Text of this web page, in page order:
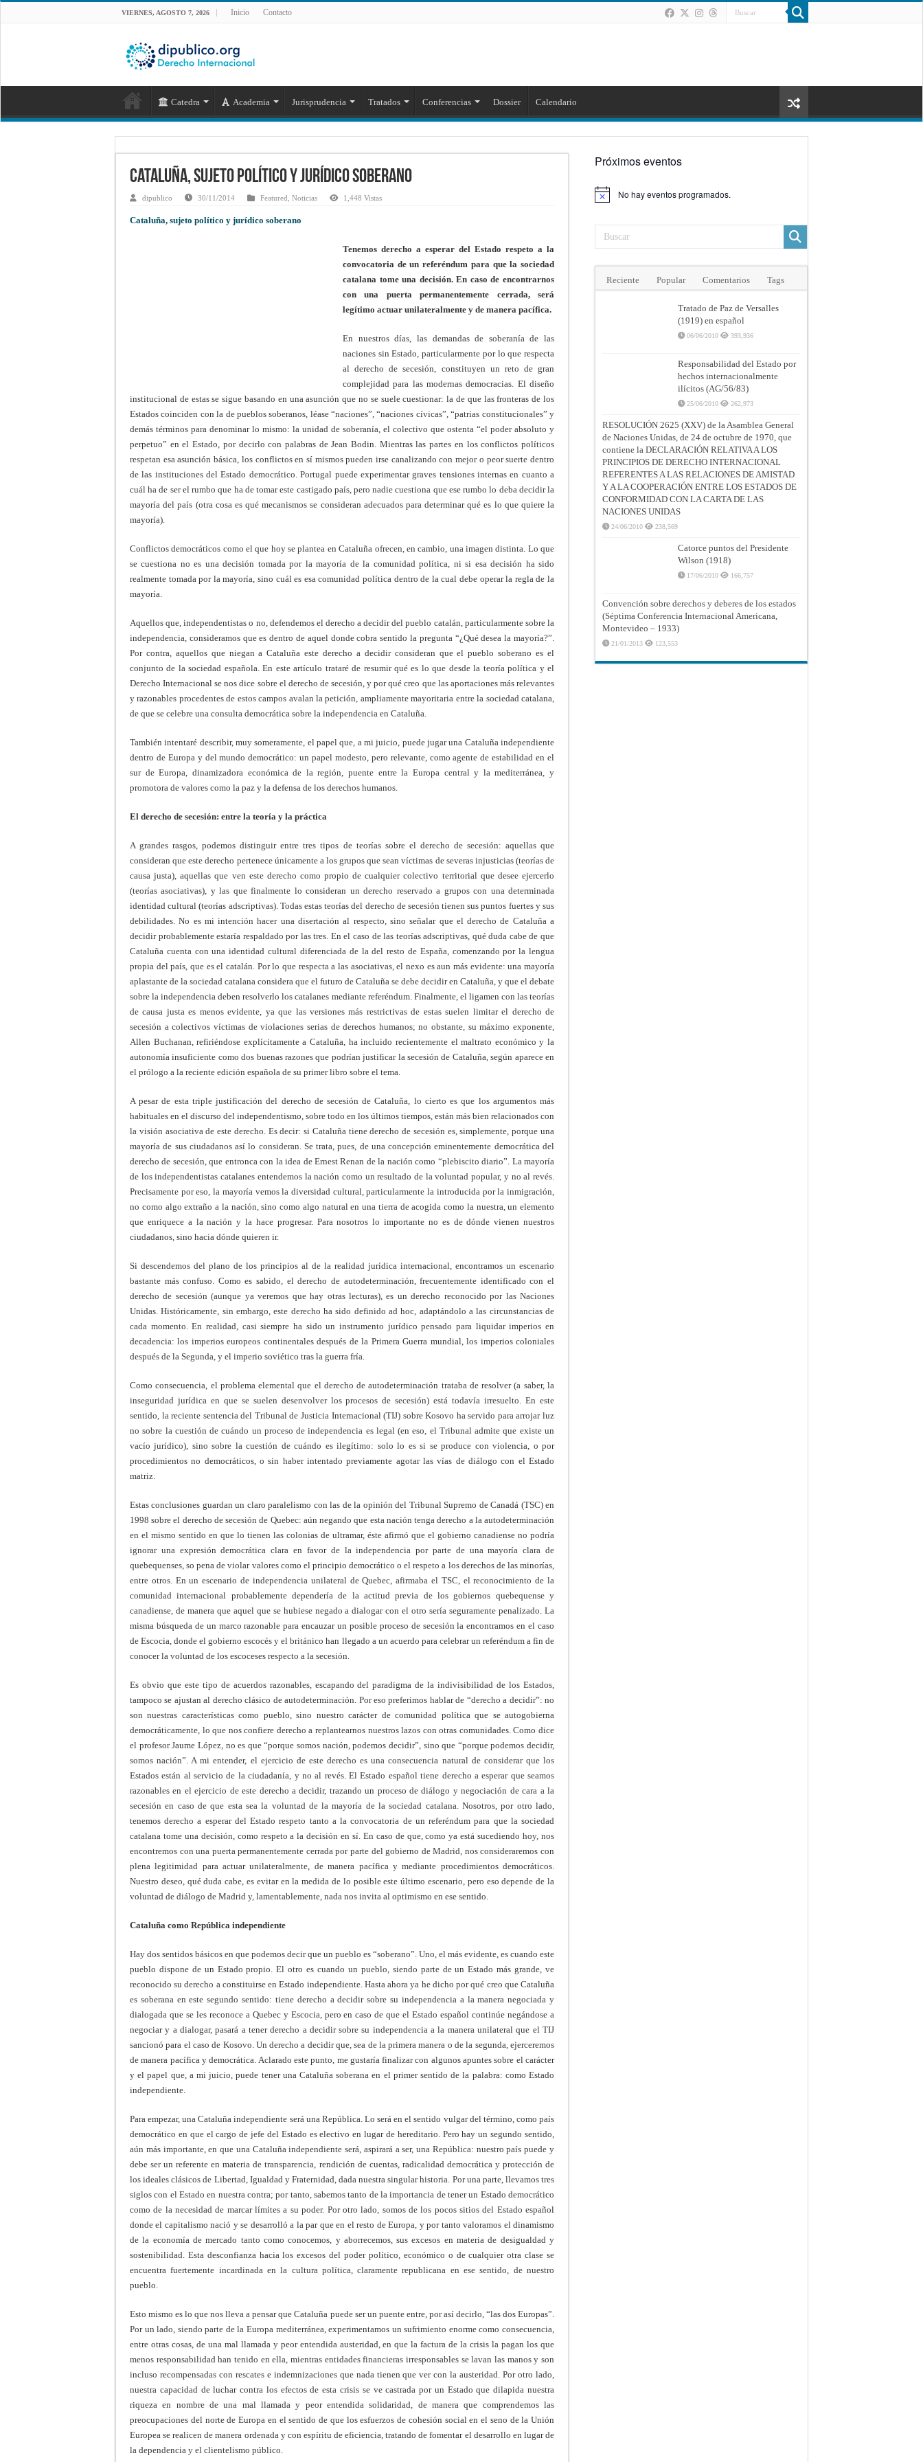
VIERNES, AGOSTO 7, 2026 Inicio Contacto
Catedra Academia Jurisprudencia Tratados Conferencias Dossier Calendario
Cataluña, sujeto político y jurídico soberano
dipublico 30/11/2014 Featured Noticias 1,448 Vistas
Cataluña, sujeto político y jurídico soberano
Tenemos derecho a esperar del Estado respeto a la
convocatoria de un referéndum para que la sociedad
catalana tome una decisión. En caso de encontrarnos
con una puerta permanentemente cerrada, será
legítimo actuar unilateralmente y de manera pacífica.
En nuestros días, las demandas de soberanía de las
naciones sin Estado, particularmente por lo que respecta
al derecho de secesión, constituyen un reto de gran
complejidad para las modernas democracias. El diseño
institucional de estas se sigue basando en una asunción que no se suele cuestionar: la de que las fronteras de los
Estados coinciden con la de pueblos soberanos, léase “naciones”, “naciones cívicas”, “patrias constitucionales” y
demás términos para denominar lo mismo: la unidad de soberanía, el colectivo que ostenta “el poder absoluto y
perpetuo” en el Estado, por decirlo con palabras de Jean Bodin. Mientras las partes en los conflictos políticos
respetan esa asunción básica, los conflictos en sí mismos pueden irse canalizando con mejor o peor suerte dentro
de las instituciones del Estado democrático. Portugal puede experimentar graves tensiones internas en cuanto a
cuál ha de ser el rumbo que ha de tomar este castigado país, pero nadie cuestiona que ese rumbo lo deba decidir la
mayoría del país (otra cosa es qué mecanismos se consideran adecuados para determinar qué es lo que quiere la
mayoría).
Conflictos democráticos como el que hoy se plantea en Cataluña ofrecen, en cambio, una imagen distinta. Lo que
se cuestiona no es una decisión tomada por la mayoría de la comunidad política, ni si esa decisión ha sido
realmente tomada por la mayoría, sino cuál es esa comunidad política dentro de la cual debe operar la regla de la
mayoría.
Aquellos que, independentistas o no, defendemos el derecho a decidir del pueblo catalán, particularmente sobre la
independencia, consideramos que es dentro de aquel donde cobra sentido la pregunta “¿Qué desea la mayoría?”.
Por contra, aquellos que niegan a Cataluña este derecho a decidir consideran que el pueblo soberano es el
conjunto de la sociedad española. En este artículo trataré de resumir qué es lo que desde la teoría política y el
Derecho Internacional se nos dice sobre el derecho de secesión, y por qué creo que las aportaciones más relevantes
y razonables procedentes de estos campos avalan la petición, ampliamente mayoritaria entre la sociedad catalana,
de que se celebre una consulta democrática sobre la independencia en Cataluña.
También intentaré describir, muy someramente, el papel que, a mi juicio, puede jugar una Cataluña independiente
dentro de Europa y del mundo democrático: un papel modesto, pero relevante, como agente de estabilidad en el
sur de Europa, dinamizadora económica de la región, puente entre la Europa central y la mediterránea, y
promotora de valores como la paz y la defensa de los derechos humanos.
El derecho de secesión: entre la teoría y la práctica
A grandes rasgos, podemos distinguir entre tres tipos de teorías sobre el derecho de secesión: aquellas que
consideran que este derecho pertenece únicamente a los grupos que sean víctimas de severas injusticias (teorías de
causa justa), aquellas que ven este derecho como propio de cualquier colectivo territorial que desee ejercerlo
(teorías asociativas), y las que finalmente lo consideran un derecho reservado a grupos con una determinada
identidad cultural (teorías adscriptivas). Todas estas teorías del derecho de secesión tienen sus puntos fuertes y sus
debilidades. No es mi intención hacer una disertación al respecto, sino señalar que el derecho de Cataluña a
decidir probablemente estaría respaldado por las tres. En el caso de las teorías adscriptivas, qué duda cabe de que
Cataluña cuenta con una identidad cultural diferenciada de la del resto de España, comenzando por la lengua
propia del país, que es el catalán. Por lo que respecta a las asociativas, el nexo es aun más evidente: una mayoría
aplastante de la sociedad catalana considera que el futuro de Cataluña se debe decidir en Cataluña, y que el debate
sobre la independencia deben resolverlo los catalanes mediante referéndum. Finalmente, el ligamen con las teorías
de causa justa es menos evidente, ya que las versiones más restrictivas de estas suelen limitar el derecho de
secesión a colectivos víctimas de violaciones serias de derechos humanos; no obstante, su máximo exponente,
Allen Buchanan, refiriéndose explícitamente a Cataluña, ha incluido recientemente el maltrato económico y la
autonomía insuficiente como dos buenas razones que podrían justificar la secesión de Cataluña, según aparece en
el prólogo a la reciente edición española de su primer libro sobre el tema.
A pesar de esta triple justificación del derecho de secesión de Cataluña, lo cierto es que los argumentos más
habituales en el discurso del independentismo, sobre todo en los últimos tiempos, están más bien relacionados con
la visión asociativa de este derecho. Es decir: si Cataluña tiene derecho de secesión es, simplemente, porque una
mayoría de sus ciudadanos así lo consideran. Se trata, pues, de una concepción eminentemente democrática del
derecho de secesión, que entronca con la idea de Ernest Renan de la nación como “plebiscito diario”. La mayoría
de los independentistas catalanes entendemos la nación como un resultado de la voluntad popular, y no al revés.
Precisamente por eso, la mayoría vemos la diversidad cultural, particularmente la introducida por la inmigración,
no como algo extraño a la nación, sino como algo natural en una tierra de acogida como la nuestra, un elemento
que enriquece a la nación y la hace progresar. Para nosotros lo importante no es de dónde vienen nuestros
ciudadanos, sino hacia dónde quieren ir.
Si descendemos del plano de los principios al de la realidad jurídica internacional, encontramos un escenario
bastante más confuso. Como es sabido, el derecho de autodeterminación, frecuentemente identificado con el
derecho de secesión (aunque ya veremos que hay otras lecturas), es un derecho reconocido por las Naciones
Unidas. Históricamente, sin embargo, este derecho ha sido definido ad hoc, adaptándolo a las circunstancias de
cada momento. En realidad, casi siempre ha sido un instrumento jurídico pensado para liquidar imperios en
decadencia: los imperios europeos continentales después de la Primera Guerra mundial, los imperios coloniales
después de la Segunda, y el imperio soviético tras la guerra fría.
Como consecuencia, el problema elemental que el derecho de autodeterminación trataba de resolver (a saber, la
inseguridad jurídica en que se suelen desenvolver los procesos de secesión) está todavía irresuelto. En este
sentido, la reciente sentencia del Tribunal de Justicia Internacional (TIJ) sobre Kosovo ha servido para arrojar luz
no sobre la cuestión de cuándo un proceso de independencia es legal (en eso, el Tribunal admite que existe un
vacío jurídico), sino sobre la cuestión de cuándo es ilegítimo: solo lo es si se produce con violencia, o por
procedimientos no democráticos, o sin haber intentado previamente agotar las vías de diálogo con el Estado
matriz.
Estas conclusiones guardan un claro paralelismo con las de la opinión del Tribunal Supremo de Canadá (TSC) en
1998 sobre el derecho de secesión de Quebec: aún negando que esta nación tenga derecho a la autodeterminación
en el mismo sentido en que lo tienen las colonias de ultramar, éste afirmó que el gobierno canadiense no podría
ignorar una expresión democrática clara en favor de la independencia por parte de una mayoría clara de
quebequenses, so pena de violar valores como el principio democrático o el respeto a los derechos de las minorías,
entre otros. En un escenario de independencia unilateral de Quebec, afirmaba el TSC, el reconocimiento de la
comunidad internacional probablemente dependería de la actitud previa de los gobiernos quebequense y
canadiense, de manera que aquel que se hubiese negado a dialogar con el otro sería seguramente penalizado. La
misma búsqueda de un marco razonable para encauzar un posible proceso de secesión la encontramos en el caso
de Escocia, donde el gobierno escocés y el británico han llegado a un acuerdo para celebrar un referéndum a fin de
conocer la voluntad de los escoceses respecto a la secesión.
Es obvio que este tipo de acuerdos razonables, escapando del paradigma de la indivisibilidad de los Estados,
tampoco se ajustan al derecho clásico de autodeterminación. Por eso preferimos hablar de “derecho a decidir”: no
son nuestras características como pueblo, sino nuestro carácter de comunidad política que se autogobierna
democráticamente, lo que nos confiere derecho a replantearnos nuestros lazos con otras comunidades. Como dice
el profesor Jaume López, no es que “porque somos nación, podemos decidir”, sino que “porque podemos decidir,
somos nación”. A mi entender, el ejercicio de este derecho es una consecuencia natural de considerar que los
Estados están al servicio de la ciudadanía, y no al revés. El Estado español tiene derecho a esperar que seamos
razonables en el ejercicio de este derecho a decidir, trazando un proceso de diálogo y negociación de cara a la
secesión en caso de que esta sea la voluntad de la mayoría de la sociedad catalana. Nosotros, por otro lado,
tenemos derecho a esperar del Estado respeto tanto a la convocatoria de un referéndum para que la sociedad
catalana tome una decisión, como respeto a la decisión en sí. En caso de que, como ya está sucediendo hoy, nos
encontremos con una puerta permanentemente cerrada por parte del gobierno de Madrid, nos consideraremos con
plena legitimidad para actuar unilateralmente, de manera pacífica y mediante procedimientos democráticos.
Nuestro deseo, qué duda cabe, es evitar en la medida de lo posible este último escenario, pero eso depende de la
voluntad de diálogo de Madrid y, lamentablemente, nada nos invita al optimismo en ese sentido.
Cataluña como República independiente
Hay dos sentidos básicos en que podemos decir que un pueblo es “soberano”. Uno, el más evidente, es cuando este
pueblo dispone de un Estado propio. El otro es cuando un pueblo, siendo parte de un Estado más grande, ve
reconocido su derecho a constituirse en Estado independiente. Hasta ahora ya he dicho por qué creo que Cataluña
es soberana en este segundo sentido: tiene derecho a decidir sobre su independencia a la manera negociada y
dialogada que se les reconoce a Quebec y Escocia, pero en caso de que el Estado español continúe negándose a
negociar y a dialogar, pasará a tener derecho a decidir sobre su independencia a la manera unilateral que el TIJ
sancionó para el caso de Kosovo. Un derecho a decidir que, sea de la primera manera o de la segunda, ejerceremos
de manera pacífica y democrática. Aclarado este punto, me gustaría finalizar con algunos apuntes sobre el carácter
y el papel que, a mi juicio, puede tener una Cataluña soberana en el primer sentido de la palabra: como Estado
independiente.
Para empezar, una Cataluña independiente será una República. Lo será en el sentido vulgar del término, como país
democrático en que el cargo de jefe del Estado es electivo en lugar de hereditario. Pero hay un segundo sentido,
aún más importante, en que una Cataluña independiente será, aspirará a ser, una República: nuestro país puede y
debe ser un referente en materia de transparencia, rendición de cuentas, radicalidad democrática y protección de
los ideales clásicos de Libertad, Igualdad y Fraternidad, dada nuestra singular historia. Por una parte, llevamos tres
siglos con el Estado en nuestra contra; por tanto, sabemos tanto de la importancia de tener un Estado democrático
como de la necesidad de marcar límites a su poder. Por otro lado, somos de los pocos sitios del Estado español
donde el capitalismo nació y se desarrolló a la par que en el resto de Europa, y por tanto valoramos el dinamismo
de la economía de mercado tanto como conocemos, y aborrecemos, sus excesos en materia de desigualdad y
sostenibilidad. Esta desconfianza hacia los excesos del poder político, económico o de cualquier otra clase se
encuentra fuertemente incardinada en la cultura política, claramente republicana en ese sentido, de nuestro
pueblo.
Esto mismo es lo que nos lleva a pensar que Cataluña puede ser un puente entre, por así decirlo, “las dos Europas”.
Por un lado, siendo parte de la Europa mediterránea, experimentamos un sufrimiento enorme como consecuencia,
entre otras cosas, de una mal llamada y peor entendida austeridad, en que la factura de la crisis la pagan los que
menos responsabilidad han tenido en ella, mientras entidades financieras irresponsables se lavan las manos y son
incluso recompensadas con rescates e indemnizaciones que nada tienen que ver con la austeridad. Por otro lado,
nuestra capacidad de luchar contra los efectos de esta crisis se ve castrada por un Estado que dilapida nuestra
riqueza en nombre de una mal llamada y peor entendida solidaridad, de manera que comprendemos las
preocupaciones del norte de Europa en el sentido de que los esfuerzos de cohesión social en el seno de la Unión
Europea se realicen de manera ordenada y con espíritu de eficiencia, tratando de fomentar el desarrollo en lugar de
la dependencia y el clientelismo público.
Próximos eventos
Aviso No hay eventos programados.
Reciente Popular Comentarios Tags
Tratado de Paz de Versalles
(1919) en español
06/06/2010 393,936
Responsabilidad del Estado por
hechos internacionalmente
ilícitos (AG/56/83)
25/06/2010 262,973
RESOLUCIÓN 2625 (XXV) de la Asamblea General
de Naciones Unidas, de 24 de octubre de 1970, que
contiene la DECLARACIÓN RELATIVA A LOS
PRINCIPIOS DE DERECHO INTERNACIONAL
REFERENTES A LAS RELACIONES DE AMISTAD
Y A LA COOPERACIÓN ENTRE LOS ESTADOS DE
CONFORMIDAD CON LA CARTA DE LAS
NACIONES UNIDAS
24/06/2010 238,569
Catorce puntos del Presidente
Wilson (1918)
17/06/2010 166,757
Convención sobre derechos y deberes de los estados
(Séptima Conferencia Internacional Americana,
Montevideo – 1933)
21/01/2013 123,553